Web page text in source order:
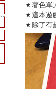
★著色單
★這本遊
★除了有